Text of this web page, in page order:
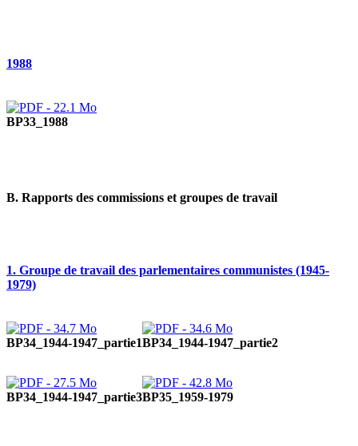
1988
BP33_1988
B. Rapports des commissions et groupes de travail
1. Groupe de travail des parlementaires communistes (1945-
1979)
BP34_1944-1947_partie1BP34_1944-1947_partie2
BP34_1944-1947_partie3BP35_1959-1979